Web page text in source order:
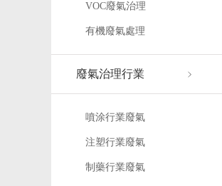
VOC廢氣治理
有機廢氣處理
廢氣治理行業
噴涂行業廢氣
注塑行業廢氣
制藥行業廢氣